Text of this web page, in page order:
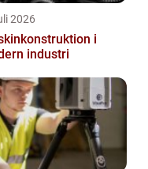
2026
i
industri